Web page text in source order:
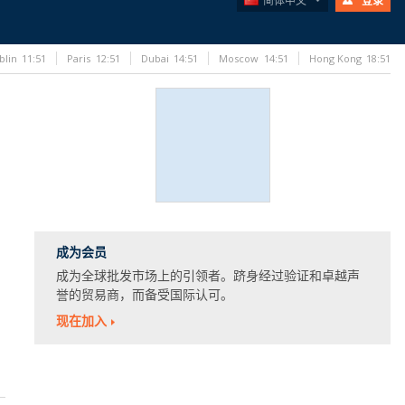
成为会员
成为全球批发市场上的引领者。跻身经过验证和卓越声
誉的贸易商，而备受国际认可。
现在加入
11:51 Paris 12:51 Dubai 14:51 Moscow 14:51 Hong Kong 18:51